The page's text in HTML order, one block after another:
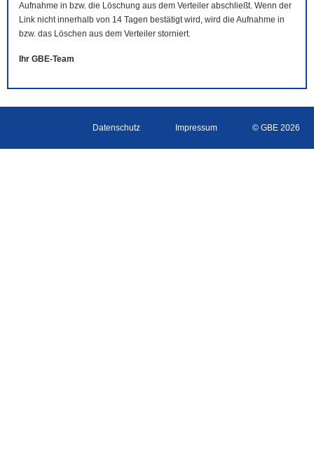
Aufnahme in bzw. die Löschung aus dem Verteiler abschließt. Wenn der
Link nicht innerhalb von 14 Tagen bestätigt wird, wird die Aufnahme in
bzw. das Löschen aus dem Verteiler storniert.
Ihr GBE-Team
Datenschutz Impressum © GBE 2026